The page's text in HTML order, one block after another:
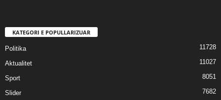
KATEGORI E POPULLARIZUAR
Politika 11728
Aktualitet 11027
Sport 8051
Slider 7682